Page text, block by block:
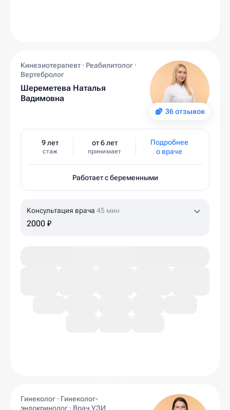
36 отзывов
Кинезиотерапевт · Реабилитолог ·
Вертебролог
Шереметева Наталья
Вадимовна
9 лет
стаж
от 6 лет
принимает
Подробнее
о враче
Работает с беременными
Консультация врача 45 мин
2000 ₽
Гинеколог · Гинеколог-
эндокринолог · Врач УЗИ